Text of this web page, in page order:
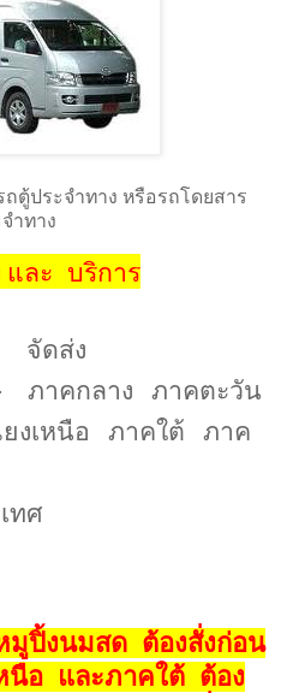
ตู้ประจำทาง หรือรถโดยสาร
ำทาง
และ บริการ
จัดส่ง
ภาคกลาง ภาคตะวัน
งเหนือ ภาคใต้ ภาค
ทศ
มูปิ้งนมสด ต้องสั่งก่อน
นือ และภาคใต้ ต้อง